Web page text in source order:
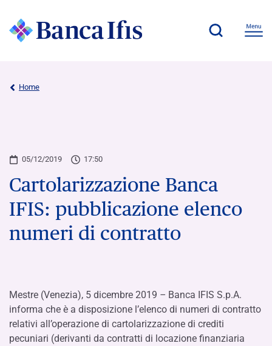
Home
05/12/2019 17:50
Cartolarizzazione Banca
IFIS: pubblicazione elenco
numeri di contratto
Mestre (Venezia), 5 dicembre 2019 – Banca IFIS S.p.A.
informa che è a disposizione l’elenco di numeri di contratto
relativi all’operazione di cartolarizzazione di crediti
pecuniari (derivanti da contratti di locazione finanziaria